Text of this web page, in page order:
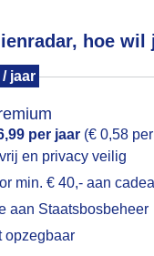
hoe wil
/ jaar
per jaar (€ 0,58
en privacy veilig
min. € 40,- aan
aan Staatsbosbeheer
opzegbaar
de regenbui
locatie
geen akkoord op
een pop-up uit je